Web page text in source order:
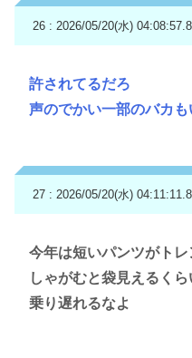
26 : 2026/05/20(水)
許されてるだろ
声のでかい一部のバカ
27 : 2026/05/20(水)
今年は短いパンツがトレ
しゃがむと袋見えるく
乗り遅れるなよ